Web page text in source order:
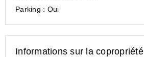
Parking : Oui
Informations sur la copropriété